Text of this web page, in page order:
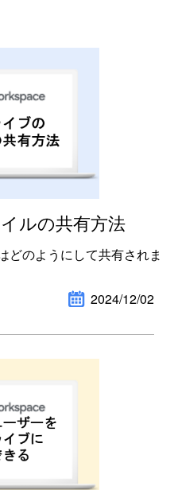
ルの共有方法
どのようにして共有されま
2024/12/02